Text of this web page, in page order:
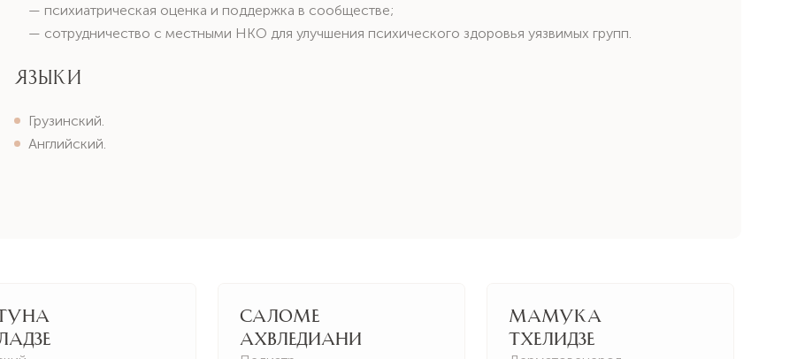
— психиатрическая оценка и поддержка в сообществе;
— сотрудничество с местными НКО для улучшения психического здоровья уязвимых групп.
Языки
Грузинский.
Английский.
Саломе
Ахвледиани
Мамука
Тхелидзе